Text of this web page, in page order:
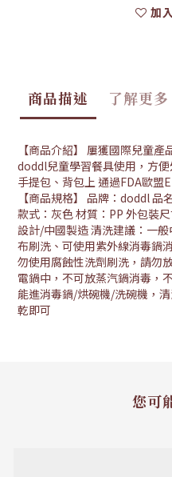
加
商品描述 了解更多
【商品介紹】 屢獲國際兒童
doddl兒童學習餐具使用，方
手提包、背包上 通過FDA歐盟
【商品規格】 品牌：doddl
款式：灰色 材質：PP 外包裝
設計/中國製造 清洗建議：一
布刷洗、可使用紫外線消毒鍋
勿使用腐蝕性洗劑刷洗，請勿
電鍋中，不可放蒸汽鍋消毒，
能進消毒鍋/烘碗機/洗碗機，
乾即可
您可